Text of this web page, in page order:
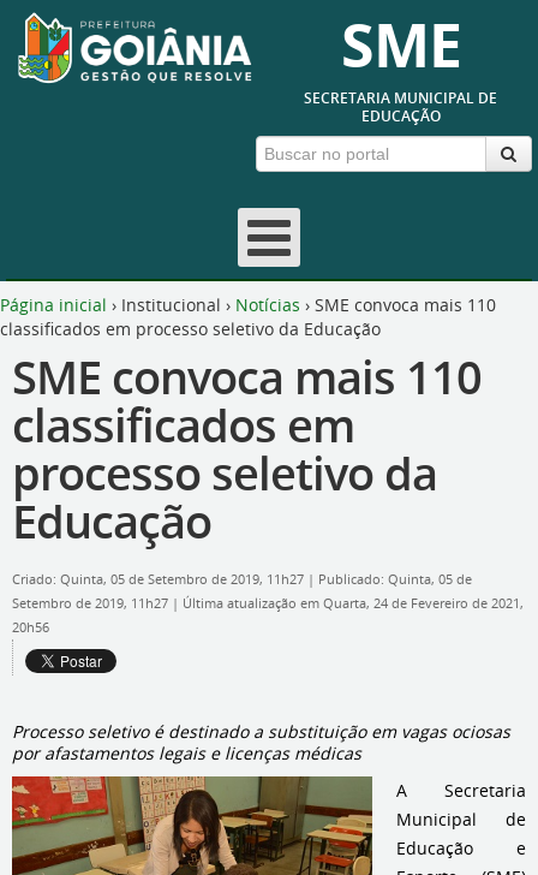
SME
SECRETARIA MUNICIPAL DE
EDUCAÇÃO
Página inicial › Institucional › Notícias › SME convoca mais 110
classificados em processo seletivo da Educação
SME convoca mais 110
classificados em
processo seletivo da
Educação
Criado: Quinta, 05 de Setembro de 2019, 11h27 | Publicado: Quinta, 05 de
Setembro de 2019, 11h27 | Última atualização em Quarta, 24 de Fevereiro de 2021,
20h56
Processo seletivo é destinado a substituição em vagas ociosas
por afastamentos legais e licenças médicas
A Secretaria
Municipal de
Educação e